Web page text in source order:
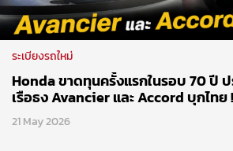
ระเบียงรถใหม่
Honda ขาดทุนครั้งแรกในรอบ 70 ปี
เรือธง Avancier และ Accord บุกไทย !
21 May 2026